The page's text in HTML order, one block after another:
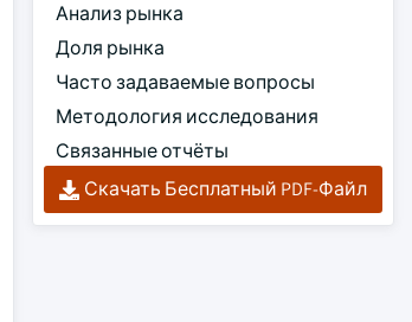
Анализ рынка
Доля рынка
Часто задаваемые вопросы
Методология исследования
Связанные отчёты
Скачать Бесплатный PDF-Файл